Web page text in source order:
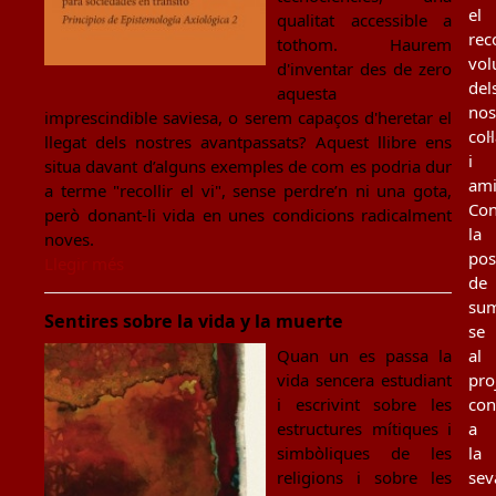
qualitat accessible a
tothom. Haurem
d'inventar des de zero
aquesta
imprescindible saviesa, o serem capaços d'heretar el
llegat dels nostres avantpassats? Aquest llibre ens
situa davant d’alguns exemples de com es podria dur
a terme "recollir el vi", sense perdre’n ni una gota,
però donant-li vida en unes condicions radicalment
noves.
Sentires sobre la vida y la muerte
Quan un es passa la
vida sencera estudiant
i escrivint sobre les
estructures mítiques i
simbòliques de les
religions i sobre les
el
i
la
de
se
al
a
la